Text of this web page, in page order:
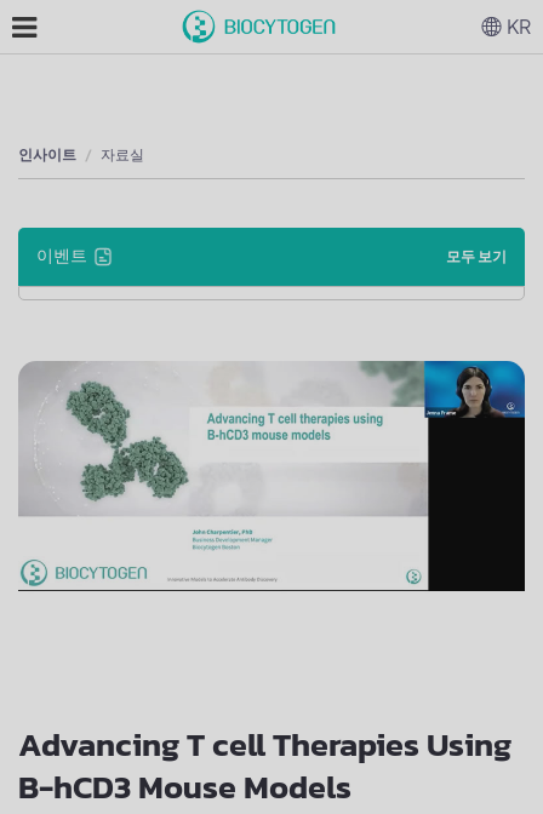
인사이트 자료실
이벤트 모두 보기
Advancing T cell Therapies Using
B-hCD3 Mouse Models
KR